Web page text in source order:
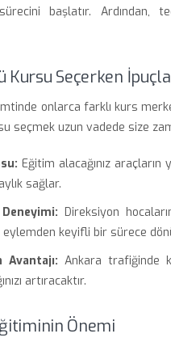
başlatır. Ardından,
Kursu Seçerken
onlarca farklı kurs
seçmek uzun vadede size
Eğitim alacağınız
sağlar.
Direksiyon
keyifli bir sürece
Avantajı: Ankara trafiğinde
artıracaktır.
Önemi